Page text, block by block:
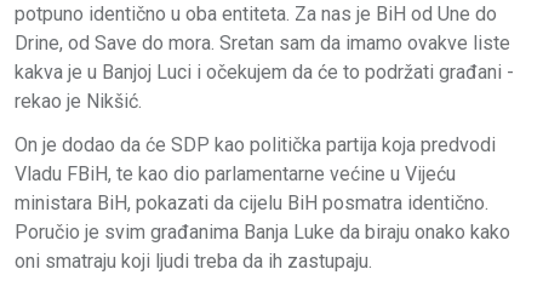
potpuno identično u oba entiteta. Za nas je BiH od Une do
Drine, od Save do mora. Sretan sam da imamo ovakve liste
kakva je u Banjoj Luci i očekujem da će to podržati građani -
rekao je Nikšić.
On je dodao da će SDP kao politička partija koja predvodi
Vladu FBiH, te kao dio parlamentarne većine u Vijeću
ministara BiH, pokazati da cijelu BiH posmatra identično.
Poručio je svim građanima Banja Luke da biraju onako kako
oni smatraju koji ljudi treba da ih zastupaju.